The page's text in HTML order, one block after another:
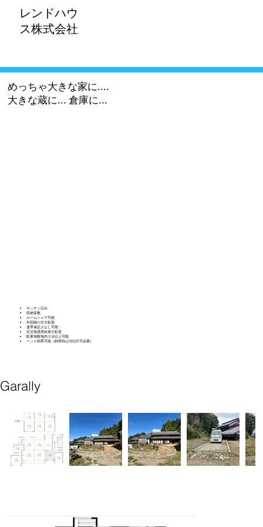
レンドハウ
ス株式会社​
めっちゃ大きな家に....
​大きな蔵に... 倉庫に...
キッチン広め
収納多数
ルームシェア可能
外国籍の方大歓迎
連帯保証人なし可能
生活保護受給者大歓迎
駐車場敷地内２台以上可能
​ペット飼育可能​（飼育時は当社許可必要）
Garally